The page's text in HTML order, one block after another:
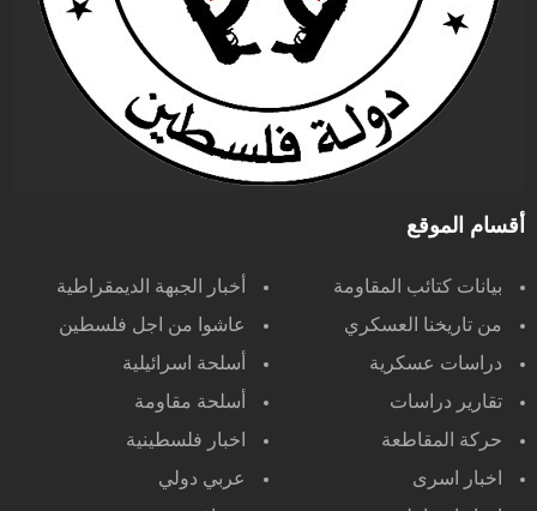
أقسام الموقع
بيانات كتائب المقاومة
أخبار الجبهة الديمقراطية
من تاريخنا العسكري
عاشوا من اجل فلسطين
دراسات عسكرية
أسلحة اسرائيلية
تقارير دراسات
أسلحة مقاومة
حركة المقاطعة
اخبار فلسطينية
اخبار اسرى
عربي دولي